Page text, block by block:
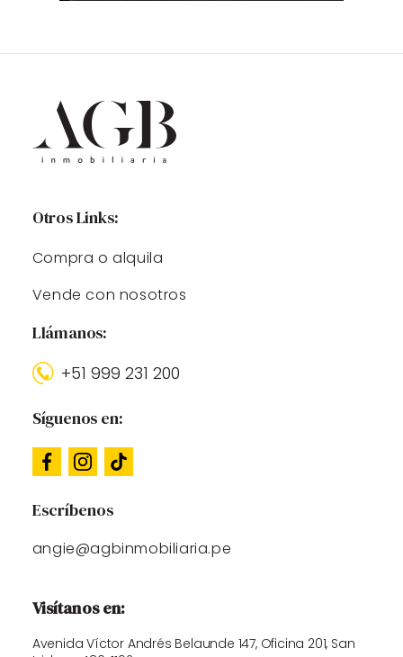
Otros Links:
Compra o alquila
Vende con nosotros
Llámanos:
+51 999 231 200
Síguenos en:
Escríbenos
angie@agbinmobiliaria.pe
Visítanos en:
Avenida Víctor Andrés Belaunde 147, Oficina 201, San